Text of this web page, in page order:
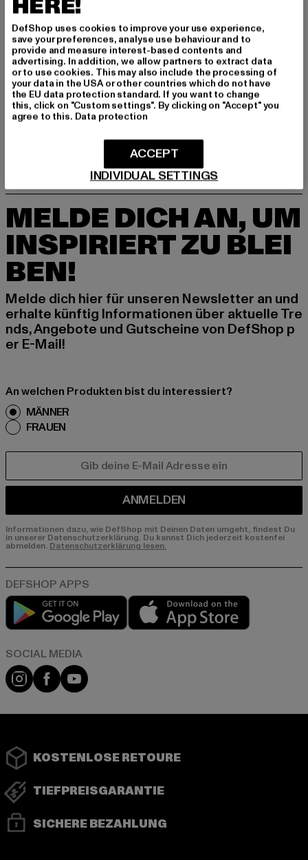
ELLESSE
Azzy
16,10 EUR
Derzeitiger Preis: 16,10 EUR
34,99 EURAktionspreis: 34,99 EUR
ELLESSE
Tiger
MELDE DICH AN, UM
INSPIRIERT ZU BLEI
BEN!
Melde dich hier für unseren Newsletter an und
erhalte künftig Informationen über aktuelle Tre
nds, Angebote und Gutscheine von DefShop p
er E-Mail!
An welchen Produkten bist du interessiert?
MÄNNER
FRAUEN
ANMELDEN
Informationen dazu, wie DefShop mit Deinen Daten umgeht, findest Du
in unserer Datenschutzerklärung. Du kannst Dich jederzeit kostenfei
abmelden. Datenschutzerklärung lesen.
Play market
App store
Instagram
FacebookYouTube
KOSTENLOSE RETOURE
TIEFPREISGARANTIE
SICHERE BEZAHLUNG
HERE!
DefShop uses cookies to improve your use experience,
save your preferences, analyse use behaviour and to
provide and measure interest-based contents and
advertising. In addition, we allow partners to extract data
or to use cookies. This may also include the processing of
your data in the USA or other countries which do not have
the EU data protection standard. If you want to change
this, click on "Custom settings". By clicking on "Accept" you
agree to this. Data protection
INDIVIDUAL SETTINGS
ACCEPT